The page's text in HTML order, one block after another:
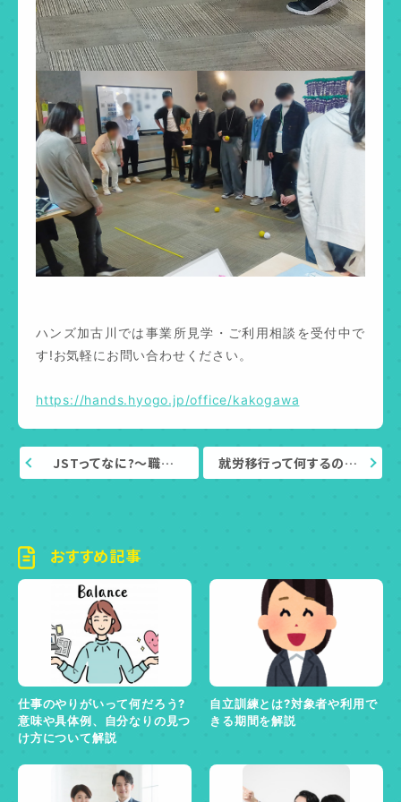
ハンズ加古川では事業所見学・ご利用相談を受付中で
す!お気軽にお問い合わせください。
https://hands.hyogo.jp/office/kakogawa
JSTってなに?～職… 就労移行って何するの…
おすすめ記事
仕事のやりがいって何だろう?
意味や具体例、自分なりの見つ
け方について解説
自立訓練とは?対象者や利用で
きる期間を解説